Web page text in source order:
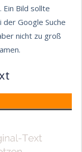
Ein Bild sollte
Google Suche
nicht zu groß